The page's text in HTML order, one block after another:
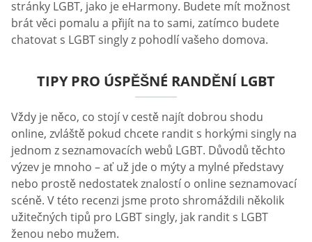
stránky LGBT, jako je eHarmony. Budete mít možnost
brát věci pomalu a přijít na to sami, zatímco budete
chatovat s LGBT singly z pohodlí vašeho domova.
TIPY PRO ÚSPĚŠNÉ RANDĚNÍ LGBT
Vždy je něco, co stojí v cestě najít dobrou shodu
online, zvláště pokud chcete randit s horkými singly na
jednom z seznamovacích webů LGBT. Důvodů těchto
výzev je mnoho – ať už jde o mýty a mylné představy
nebo prostě nedostatek znalostí o online seznamovací
scéně. V této recenzi jsme proto shromáždili několik
užitečných tipů pro LGBT singly, jak randit s LGBT
ženou nebo mužem.